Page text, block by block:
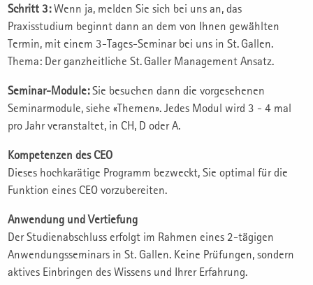
Schritt 3:Wenn ja, melden Sie sich bei uns an, das
Praxisstudium beginnt dann an dem von Ihnen gewählten
Termin, mit einem 3-Tages-Seminar bei uns in St. Gallen.
Thema: Der ganzheitliche St. Galler Management Ansatz.
Seminar-Module:Sie besuchen dann die vorgesehenen
Seminarmodule, siehe «Themen». Jedes Modul wird 3 - 4 mal
pro Jahr veranstaltet, in CH, D oder A.
Kompetenzen des CEO
Dieses hochkarätige Programm bezweckt, Sie optimal für die
Funktion eines CEO vorzubereiten.
Anwendung und Vertiefung
Der Studienabschluss erfolgt im Rahmen eines 2-tägigen
Anwendungsseminars in St. Gallen. Keine Prüfungen, sondern
aktives Einbringen des Wissens und Ihrer Erfahrung.